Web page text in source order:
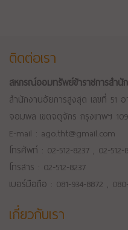
ติดต่อเรา
สหกรณ์ออมทรัพย์ข้าราชการสำ
สำนักงานอัยการสูงสุด เลขที่ 51
จอมพล เขตจตุจักร กรุงเทพฯ
E-mail : ago.tht@gmail.com
โทรศัพท์ : 02-512-8237 , 02-512-
โทรสาร : 02-512-8237
เบอร์มือถือ : 081-934-8872 ,
เกี่ยวกับเรา